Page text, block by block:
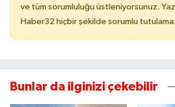
ve tüm sorumluluğu üstleniyorsunuz.
Haber32 hiçbir şekilde sorumlu
Bunlar da ilginizi çekebilir